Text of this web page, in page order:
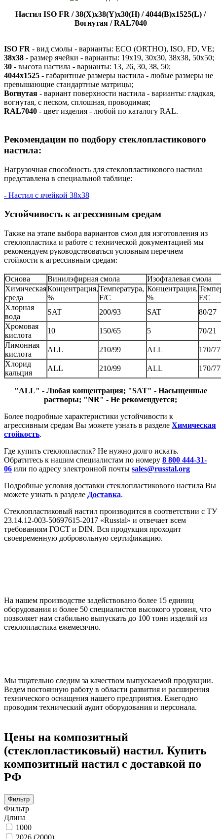
Настил ISO FR / 38(Х)х38(Y)х30(H) / 4044(B)х1525(L) /
Вогнутая / RAL7040
ISO FR - вид смолы - варианты: ECO (ORTHO), ISO, FD, VE;
38х38 - размер ячейки - варианты: 19х19, 30х30, 38х38, 50х50;
30 - высота настила - варианты: 13, 26, 30, 38, 50;
4044х1525 - габаритные размеры настила - любые размеры не
превышающие стандартные матрицы;
Вогнутая - вариант поверхности настила - варианты: гладкая,
вогнутая, с песком, сплошная, проводимая;
RAL7040 - цвет изделия - любой по каталогу RAL.
Рекомендации по подбору стеклопластикового
настила:
Нагрузочная способность для стеклопластикового настила
представлена в специальной таблице:
- Настил с ячейкой 38x38
Устойчивость к агрессивным средам
Также на этапе выбора вариантов смол для изготовления из
стеклопластика и работе с технической документацией мы
рекомендуем руководствоваться условным перечнем
стойкости к агрессивным средам:
Основа Винилэфирная смола
Изофталевая смола
Химическая
среда
Концентрация,
%
Температура,
F/C
Концентрация,
%
F/C
Хлорная
вода
SAT 200/93 SAT
80/27
Хромовая
кислота
10 150/65 5
70/21
Лимонная
кислота
ALL 210/99 ALL
170/77
Хлорид
кальция
ALL 210/99 ALL 170/77
"ALL" - Любая концентрация; "SAT" - Насыщенные
растворы; "NR" - Не рекомендуется;
Более подробные характеристики устойчивости к
агрессивным средам Вы можете узнать в разделе Химическая
стойкость.
Где купить стеклопластик? Не нужно долго искать.
Обратитесь к нашим специалистам по номеру 8 800 444-31-
06 или по адресу электронной почты sales@russtal.org
Подробные условия доставки стеклопластикового настила Вы
можете узнать в разделе Доставка.
Стеклопластиковый настил производится в соответствии с ТУ
23.14.12-003-50697615-2017 «Russtal» и отвечает всем
требованиям ГОСТ и DIN. Вся продукция проходит
своевременную добровольную сертификацию.
На нашем производстве задействовано более 15 единиц
оборудования и более 50 специалистов высокого уровня, что
позволяет нам стабильно выпускать до 100 тонн изделий из
стеклопластика ежемесячно.
Мы тщательно следим за качеством выпускаемой продукции.
Ведем постоянную работу в области развития и расширения
технического оснащения нашего предприятия. Ежегодно
проводим технический аудит оборудования и персонала.
Цены на композитный
(стеклопластиковый) настил. Купить
композитный настил с доставкой по
РФ
Фильтр
Фильтр
Длина
1000
2026 (2000)